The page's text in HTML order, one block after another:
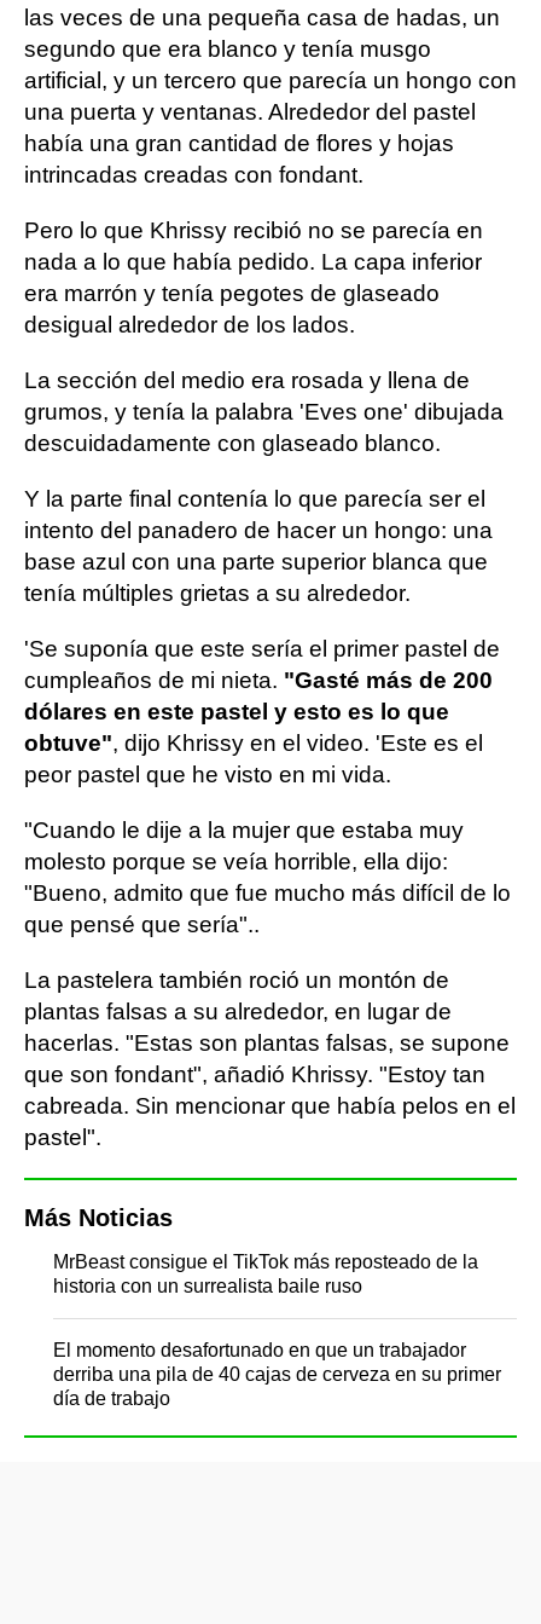
las veces de una pequeña casa de hadas, un
segundo que era blanco y tenía musgo
artificial, y un tercero que parecía un hongo con
una puerta y ventanas. Alrededor del pastel
había una gran cantidad de flores y hojas
intrincadas creadas con fondant.
Pero lo que Khrissy recibió no se parecía en
nada a lo que había pedido. La capa inferior
era marrón y tenía pegotes de glaseado
desigual alrededor de los lados.
La sección del medio era rosada y llena de
grumos, y tenía la palabra 'Eves one' dibujada
descuidadamente con glaseado blanco.
Y la parte final contenía lo que parecía ser el
intento del panadero de hacer un hongo: una
base azul con una parte superior blanca que
tenía múltiples grietas a su alrededor.
'Se suponía que este sería el primer pastel de
cumpleaños de mi nieta. "Gasté más de 200
dólares en este pastel y esto es lo que
obtuve", dijo Khrissy en el video. 'Este es el
peor pastel que he visto en mi vida.
"Cuando le dije a la mujer que estaba muy
molesto porque se veía horrible, ella dijo:
"Bueno, admito que fue mucho más difícil de lo
que pensé que sería"..
La pastelera también roció un montón de
plantas falsas a su alrededor, en lugar de
hacerlas. "Estas son plantas falsas, se supone
que son fondant", añadió Khrissy. "Estoy tan
cabreada. Sin mencionar que había pelos en el
pastel".
Más Noticias
MrBeast consigue el TikTok más reposteado de la
historia con un surrealista baile ruso
El momento desafortunado en que un trabajador
derriba una pila de 40 cajas de cerveza en su primer
día de trabajo